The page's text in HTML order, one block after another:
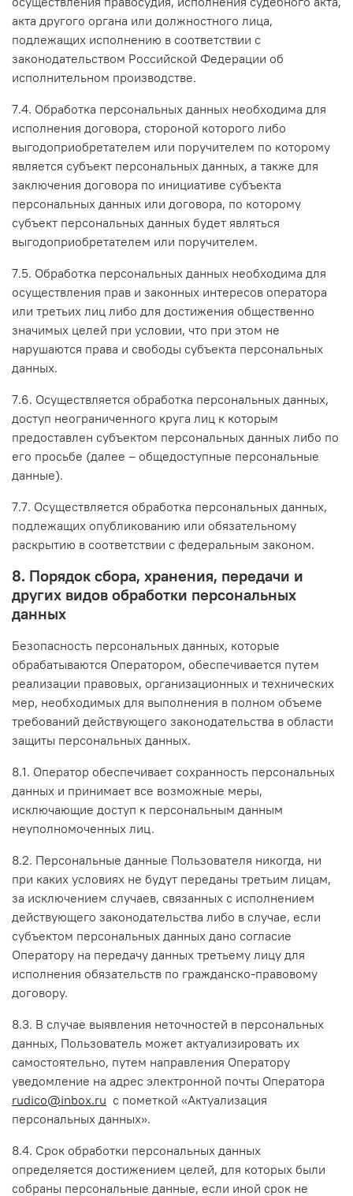
акта другого органа или должностного лица,
подлежащих исполнению в соответствии с
законодательством Российской Федерации об
исполнительном производстве.
7.4. Обработка персональных данных необходима для
исполнения договора, стороной которого либо
выгодоприобретателем или поручителем по которому
является субъект персональных данных, а также для
заключения договора по инициативе субъекта
персональных данных или договора, по которому
субъект персональных данных будет являться
выгодоприобретателем или поручителем.
7.5. Обработка персональных данных необходима для
осуществления прав и законных интересов оператора
или третьих лиц либо для достижения общественно
значимых целей при условии, что при этом не
нарушаются права и свободы субъекта персональных
данных.
7.6. Осуществляется обработка персональных данных,
доступ неограниченного круга лиц к которым
предоставлен субъектом персональных данных либо по
его просьбе (далее – общедоступные персональные
данные).
7.7. Осуществляется обработка персональных данных,
подлежащих опубликованию или обязательному
раскрытию в соответствии с федеральным законом.
8. Порядок сбора, хранения, передачи и
других видов обработки персональных
данных
Безопасность персональных данных, которые
обрабатываются Оператором, обеспечивается путем
реализации правовых, организационных и технических
мер, необходимых для выполнения в полном объеме
требований действующего законодательства в области
защиты персональных данных.
8.1. Оператор обеспечивает сохранность персональных
данных и принимает все возможные меры,
исключающие доступ к персональным данным
неуполномоченных лиц.
8.2. Персональные данные Пользователя никогда, ни
при каких условиях не будут переданы третьим лицам,
за исключением случаев, связанных с исполнением
действующего законодательства либо в случае, если
субъектом персональных данных дано согласие
Оператору на передачу данных третьему лицу для
исполнения обязательств по гражданско-правовому
договору.
8.3. В случае выявления неточностей в персональных
данных, Пользователь может актуализировать их
самостоятельно, путем направления Оператору
уведомление на адрес электронной почты Оператора
rudico@inbox.ru с пометкой «Актуализация
персональных данных».
8.4. Срок обработки персональных данных
определяется достижением целей, для которых были
собраны персональные данные, если иной срок не